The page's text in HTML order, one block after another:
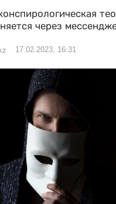
через
17.02.2023, 16:31